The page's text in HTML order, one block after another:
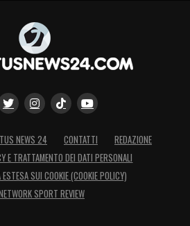
NEWS 24 CONTATTI
REDAZIONE
E TRATTAMENTO DEI DATI PERSONALI
SUI COOKIE (COOKIE POLICY)
SPORT REVIEW